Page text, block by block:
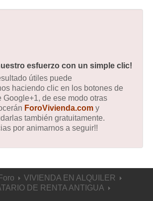
esfuerzo con un simple clic!
útiles puede
haciendo clic en los botones de
Google+1, de ese modo otras
ForoVivienda.com y
también gratuitamente.
por animarnos a seguir!!
Foro
VIVIENDA EN ALQUILER
DE RENTA ANTIGUA